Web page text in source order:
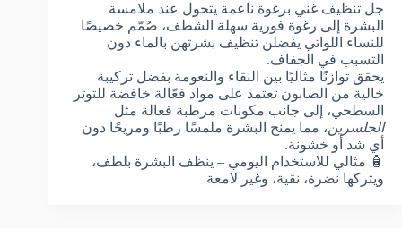
جل تنظيف غني برغوة ناعمة يتحول عند ملامسة
البشرة إلى رغوة فورية سهلة الشطف، صُمّم خصيصًا
للنساء اللواتي يفضلن تنظيف بشرتهن بالماء دون
التسبب في الجفاف.
يحقق توازنًا مثاليًا بين النقاء والنعومة بفضل تركيبة
خالية من الصابون تعتمد على مواد فعّالة خافضة للتوتر
السطحي، إلى جانب مكونات مرطبة فعالة مثل
الجلسرين، مما يمنح البشرة ملمسًا رطبًا ومريحًا دون
أي شد أو خشونة.
🧴 مثالي للاستخدام اليومي – ينظف البشرة بلطف،
ويتركها نضرة، نقية، وغير لامعة